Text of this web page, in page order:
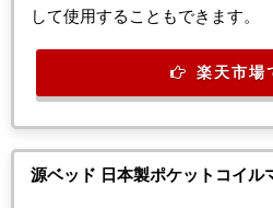
して使用することもできます。
楽天市場
源ベッド 日本製ポケットコイル